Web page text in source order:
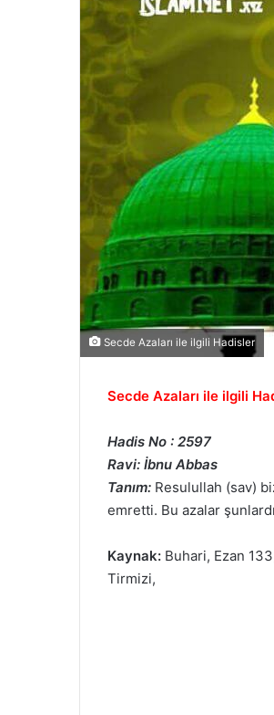
Secde Azaları ile ilgili Hadisler
Secde Azaları ile ilgili
Hadis No : 2597
Ravi: İbnu Abbas
Tanım: Resulullah (sav)
emretti. Bu azalar
Kaynak: Buhari, Ezan
Tirmizi,